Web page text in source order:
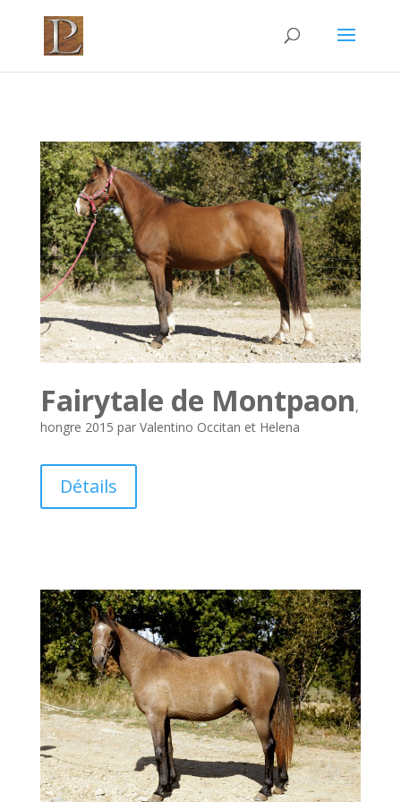
Fairytale de Montpaon,
hongre 2015 par Valentino Occitan et Helena
Détails